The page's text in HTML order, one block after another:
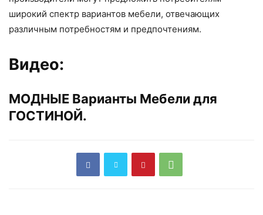
широкий спектр вариантов мебели, отвечающих
различным потребностям и предпочтениям.
Видео:
МОДНЫЕ Варианты Мебели для
ГОСТИНОЙ.